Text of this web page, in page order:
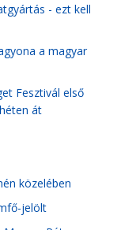
- ezt kell
a magyar
Fesztivál első
át
közelében
jelölt